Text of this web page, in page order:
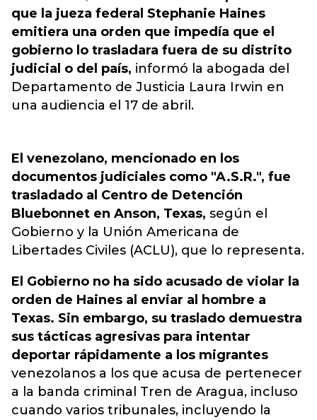
que la jueza federal Stephanie Haines
emitiera una orden que impedía que el
gobierno lo trasladara fuera de su distrito
judicial o del país, informó la abogada del
Departamento de Justicia Laura Irwin en
una audiencia el 17 de abril.
El venezolano, mencionado en los
documentos judiciales como "A.S.R.", fue
trasladado al Centro de Detención
Bluebonnet en Anson, Texas, según el
Gobierno y la Unión Americana de
Libertades Civiles (ACLU), que lo representa.
El Gobierno no ha sido acusado de violar la
orden de Haines al enviar al hombre a
Texas. Sin embargo, su traslado demuestra
sus tácticas agresivas para intentar
deportar rápidamente a los migrantes
venezolanos a los que acusa de pertenecer
a la banda criminal Tren de Aragua, incluso
cuando varios tribunales, incluyendo la